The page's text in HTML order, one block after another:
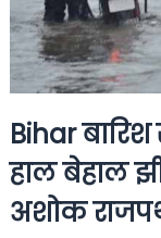
Bihar बारिश
हाल बेहाल
अशोक